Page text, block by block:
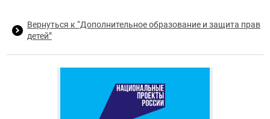
Вернуться к “Дополнительное образование и защита прав
детей”